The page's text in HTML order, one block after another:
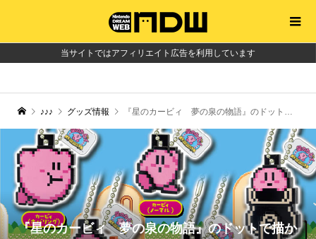
当サイトではアフィリエイト広告を利用しています
♪♪♪ グッズ情報 『星のカービィ 夢の泉の物語』のドットで描かれたカービィが立体キーホルダーになってカプセルトイに
『星のカービィ 夢の泉の物語』のドットで描か